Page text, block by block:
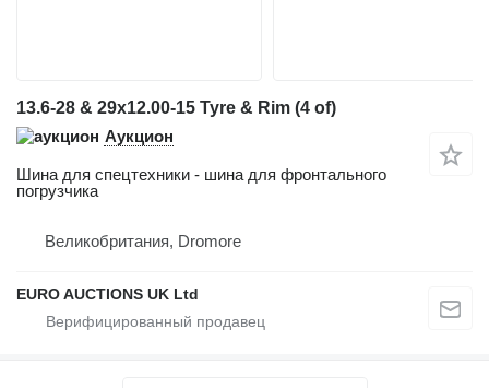
13.6-28 & 29x12.00-15 Tyre & Rim (4 of)
Аукцион
Шина для спецтехники - шина для фронтального
погрузчика
Великобритания, Dromore
EURO AUCTIONS UK Ltd